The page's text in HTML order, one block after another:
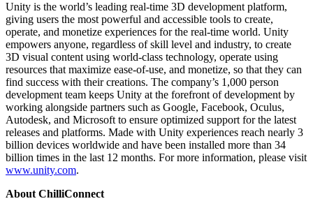
Unity is the world’s leading real-time 3D development platform,
giving users the most powerful and accessible tools to create,
operate, and monetize experiences for the real-time world. Unity
empowers anyone, regardless of skill level and industry, to create
3D visual content using world-class technology, operate using
resources that maximize ease-of-use, and monetize, so that they can
find success with their creations. The company’s 1,000 person
development team keeps Unity at the forefront of development by
working alongside partners such as Google, Facebook, Oculus,
Autodesk, and Microsoft to ensure optimized support for the latest
releases and platforms. Made with Unity experiences reach nearly 3
billion devices worldwide and have been installed more than 34
billion times in the last 12 months. For more information, please visit
www.unity.com.
About ChilliConnect